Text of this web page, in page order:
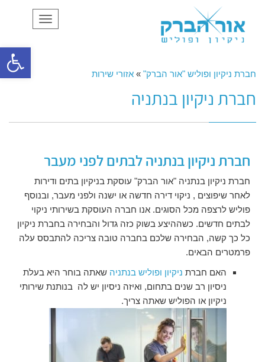
תפריט
חברת ניקיון ופוליש "אור הברק" » אזורי שירות
חברת ניקיון בנתניה
חברת ניקיון בנתניה לבתים לפני מעבר
חברת ניקיון בנתניה "אור הברק" עוסקת בניקיון בתים ודירות
לאחר שיפוצים , ניקוי דירה חדשה או ישנה ולפני מעבר, ובנוסף
פוליש לרצפה מכל הסוגים. אנו חברה העוסקת בשירותי ניקוי
לבתים חדשים. כשההיצע בשוק כזה גדול והבחירה בחברת ניקיון
כל כך קשה, הבחירה שלכם בחברה טובה צריכה להתבסס עלה
פרמטרים הבאים.
האם חברת ניקיון ופוליש בנתניה שאתה בוחר היא בעלת
ניסיון רב שנים בתחום, ואיזה ניסיון יש לה בנותנת שירותי
ניקיון או הפוליש שאתה צריך.
פתח